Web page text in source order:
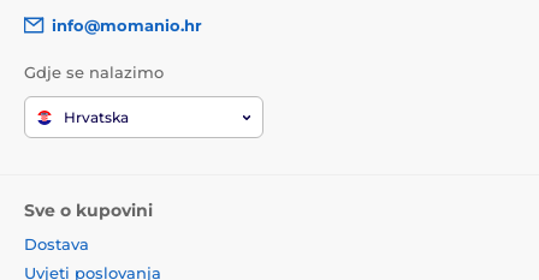
info@momanio.hr
Gdje se nalazimo
Hrvatska
Sve o kupovini
Dostava
Uvjeti poslovanja